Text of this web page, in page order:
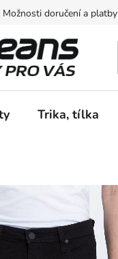
Možnosti doručení a platby
Trika, tílka